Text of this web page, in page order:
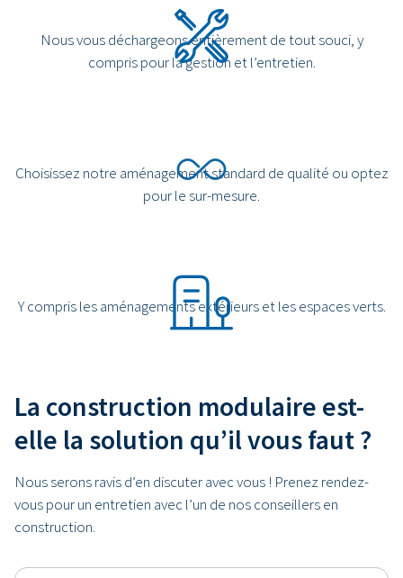
Nous vous déchargeons entièrement de tout souci, y
compris pour la gestion et l’entretien.
Choisissez notre aménagement standard de qualité ou optez
pour le sur-mesure.
Y compris les aménagements extérieurs et les espaces verts.
La construction modulaire est-
elle la solution qu’il vous faut ?
Nous serons ravis d’en discuter avec vous ! Prenez rendez-
vous pour un entretien avec l’un de nos conseillers en
construction.